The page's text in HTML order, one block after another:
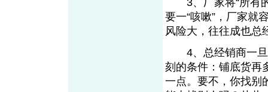
3、厂家将“所有的
要一“咳嗽”，厂家就
风险大，往往成也总
4、总经销商一旦
刻的条件：铺底货再
一点。要不，你找别